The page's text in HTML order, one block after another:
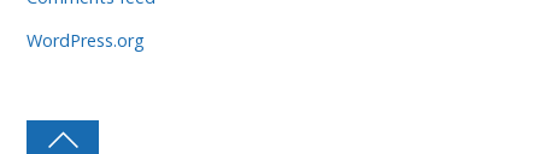
WordPress.org